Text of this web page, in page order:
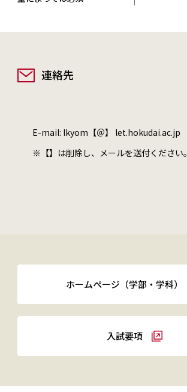
連絡先
E-mail: lkyom【＠】 let.hokudai.ac.jp
※【】は削除し、メールを送付ください。
ホームぺージ（学部・学科）
入試要項